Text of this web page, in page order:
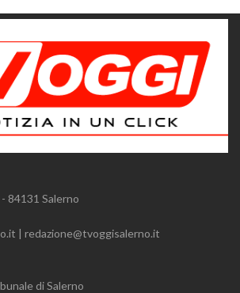
84131 Salerno
| redazione@tvoggisalerno.it
di Salerno